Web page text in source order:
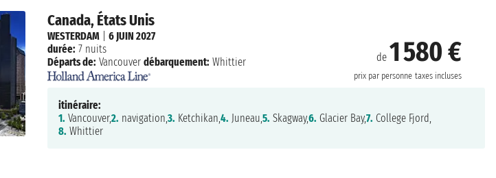
Canada, États Unis
de 1 580 €
prix par personne taxes incluses
WESTERDAM| 6 JUIN 2027
durée: 7 nuits
Départs de: Vancouver débarquement: Whittier
itinéraire:
1. Vancouver,2. navigation,3. Ketchikan,4. Juneau,5. Skagway,6. Glacier Bay,7. College Fjord,
8. Whittier